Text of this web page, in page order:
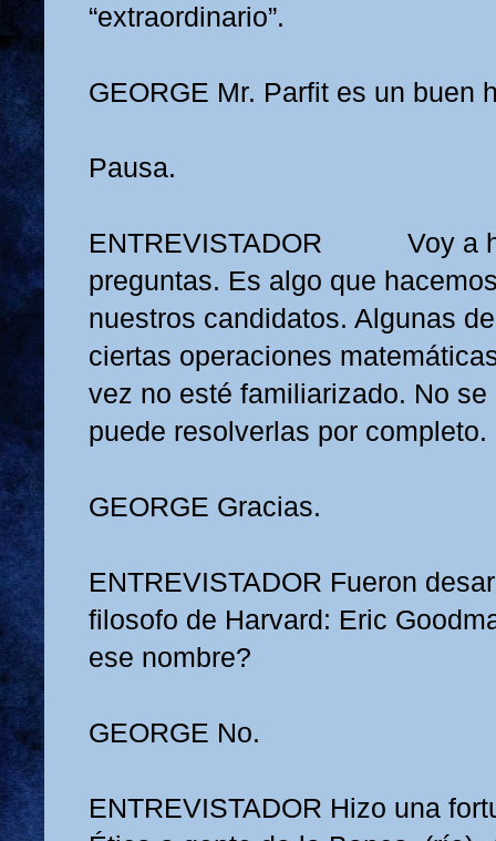
“extraordinario”.
GEORGE Mr. Parfit es un buen
Pausa.
ENTREVISTADOR
Voy a
preguntas. Es algo que
nuestros candidatos. Algunas
ciertas operaciones
vez no esté familiarizado. No
puede resolverlas por completo.
GEORGE Gracias.
ENTREVISTADOR Fueron
filosofo de Harvard: Eric
ese nombre?
GEORGE No.
ENTREVISTADOR Hizo una